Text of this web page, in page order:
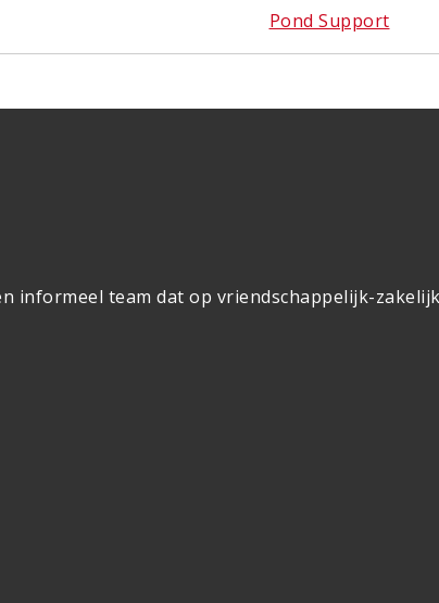
Pond Support
informeel team dat op vriendschappelijk-